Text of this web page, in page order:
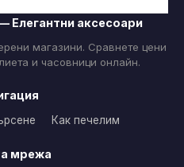
Елегантни аксесоари
магазини. Сравнете цени
и часовници онлайн.
Как печелим
мрежа